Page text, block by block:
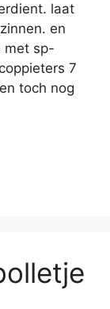
laat
en
met sp-
7
toch nog